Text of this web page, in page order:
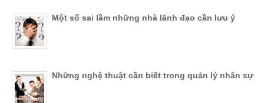
Một số sai lầm những nhà lãnh đạo cần lưu ý
Những nghệ thuật cần biết trong quản lý nhân sự